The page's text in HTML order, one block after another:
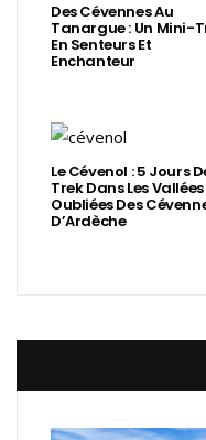
Des Cévennes Au
Tanargue : Un Mini-
En Senteurs Et
Enchanteur
Le Cévenol : 5 Jours
Trek Dans Les Vallées
Oubliées Des
D’Ardèche